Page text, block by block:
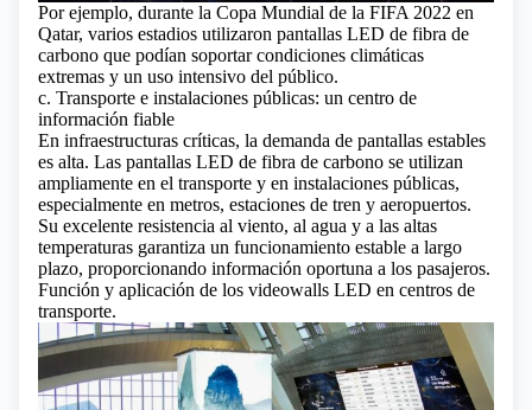
Por ejemplo, durante la Copa Mundial de la FIFA 2022 en
Qatar, varios estadios utilizaron pantallas LED de fibra de
carbono que podían soportar condiciones climáticas
extremas y un uso intensivo del público.
c. Transporte e instalaciones públicas: un centro de
información fiable
En infraestructuras críticas, la demanda de pantallas estables
es alta. Las pantallas LED de fibra de carbono se utilizan
ampliamente en el transporte y en instalaciones públicas,
especialmente en metros, estaciones de tren y aeropuertos.
Su excelente resistencia al viento, al agua y a las altas
temperaturas garantiza un funcionamiento estable a largo
plazo, proporcionando información oportuna a los pasajeros.
Función y aplicación de los videowalls LED en centros de
transporte.